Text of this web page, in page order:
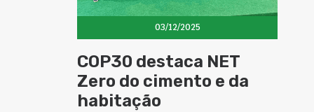
03/12/2025
COP30 destaca NET
Zero do cimento e da
habitação